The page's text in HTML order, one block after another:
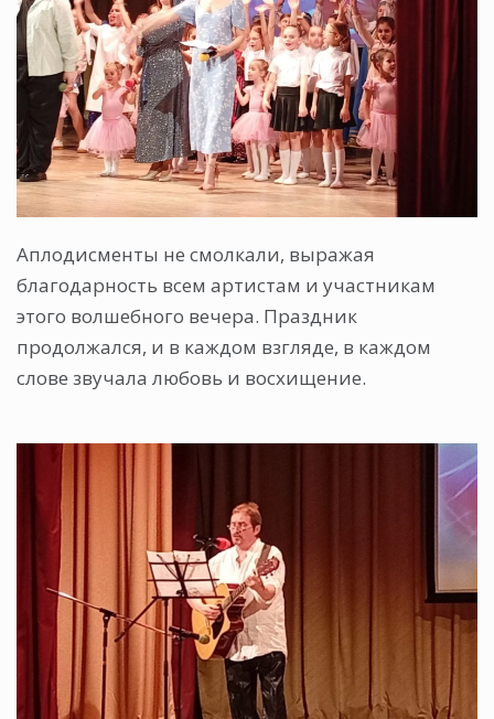
Аплодисменты не смолкали, выражая
благодарность всем артистам и участникам
этого волшебного вечера. Праздник
продолжался, и в каждом взгляде, в каждом
слове звучала любовь и восхищение.